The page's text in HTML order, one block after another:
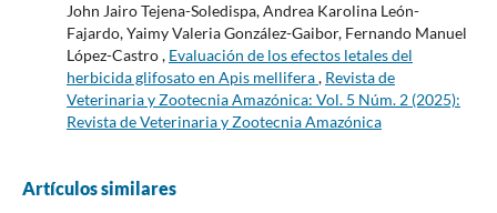
John Jairo Tejena-Soledispa, Andrea Karolina León-
Fajardo, Yaimy Valeria González-Gaibor, Fernando Manuel
López-Castro , Evaluación de los efectos letales del
herbicida glifosato en Apis mellifera, Revista de
Veterinaria y Zootecnia Amazónica: Vol. 5 Núm. 2 (2025):
Revista de Veterinaria y Zootecnia Amazónica
Artículos similares